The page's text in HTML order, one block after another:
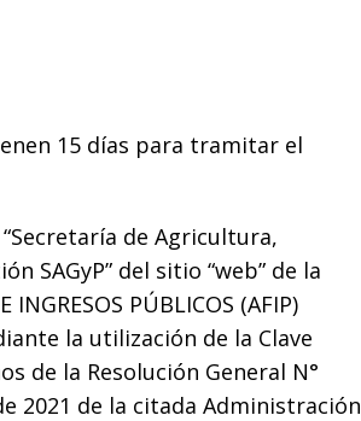
15 días para tramitar el
de Agricultura,
SAGyP” del sitio “web” de la
INGRESOS PÚBLICOS (AFIP)
la utilización de la Clave
de la Resolución General N°
2021 de la citada Administración